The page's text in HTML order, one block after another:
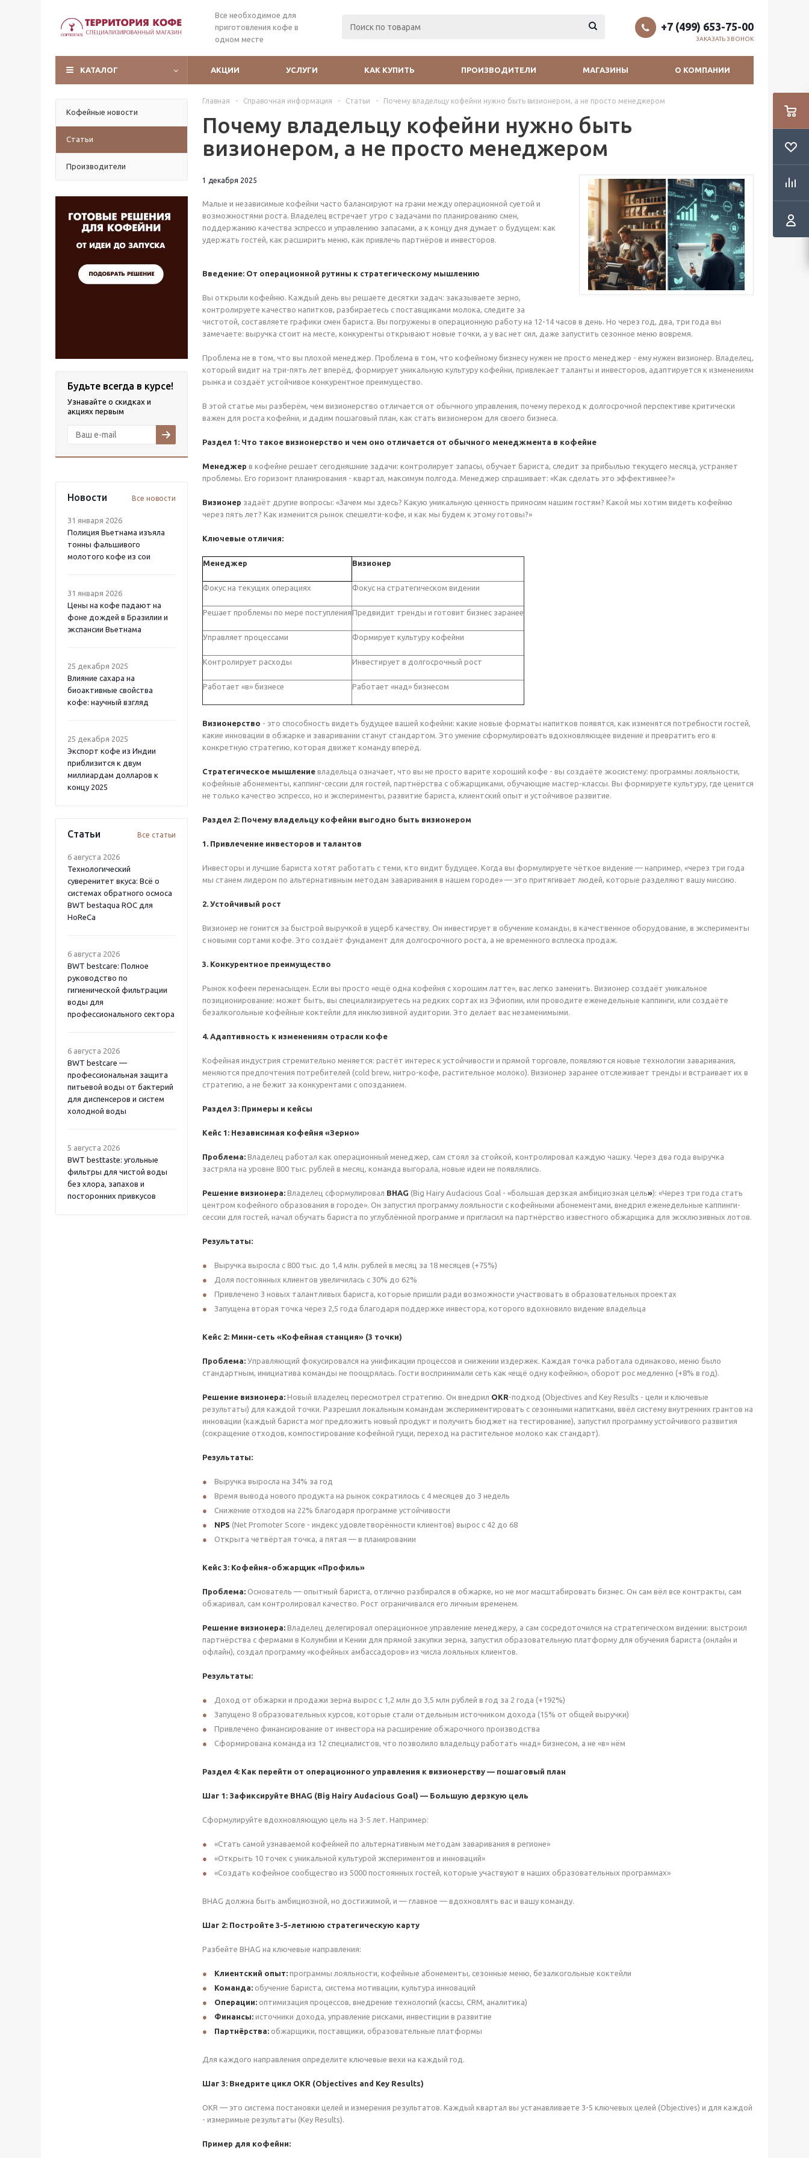
Все необходимое для
приготовления кофе в
одном месте
+7 (499) 653-75-00
ЗАКАЗАТЬ ЗВОНОК
КАТАЛОГ АКЦИИ УСЛУГИ КАК КУПИТЬ ПРОИЗВОДИТЕЛИ МАГАЗИНЫ О КОМПАНИИ
Кофейные новости
Статьи
Производители
Будьте всегда в курсе!
Узнавайте о скидках и
акциях первым
Новости Все новости
31 января 2026
Полиция Вьетнама изъяла
тонны фальшивого
молотого кофе из сои
31 января 2026
Цены на кофе падают на
фоне дождей в Бразилии и
экспансии Вьетнама
25 декабря 2025
Влияние сахара на
биоактивные свойства
кофе: научный взгляд
25 декабря 2025
Экспорт кофе из Индии
приблизится к двум
миллиардам долларов к
концу 2025
Статьи Все статьи
6 августа 2026
Технологический
суверенитет вкуса: Всё о
системах обратного осмоса
BWT bestaqua ROC для
HoReCa
6 августа 2026
BWT bestcare: Полное
руководство по
гигиенической фильтрации
воды для
профессионального сектора
6 августа 2026
BWT bestcare —
профессиональная защита
питьевой воды от бактерий
для диспенсеров и систем
холодной воды
5 августа 2026
BWT besttaste: угольные
фильтры для чистой воды
без хлора, запахов и
посторонних привкусов
Главная - Справочная информация - Статьи - Почему владельцу кофейни нужно быть визионером, а не просто менеджером
Почему владельцу кофейни нужно быть
визионером, а не просто менеджером
1 декабря 2025
Малые и независимые кофейни часто балансируют на грани между операционной суетой и
возможностями роста. Владелец встречает утро с задачами по планированию смен,
поддержанию качества эспрессо и управлению запасами, а к концу дня думает о будущем: как
удержать гостей, как расширить меню, как привлечь партнёров и инвесторов.
Введение: От операционной рутины к стратегическому мышлению
Вы открыли кофейню. Каждый день вы решаете десятки задач: заказываете зерно,
контролируете качество напитков, разбираетесь с поставщиками молока, следите за
чистотой, составляете графики смен бариста. Вы погружены в операционную работу на 12-14 часов в день. Но через год, два, три года вы
замечаете: выручка стоит на месте, конкуренты открывают новые точки, а у вас нет сил, даже запустить сезонное меню вовремя.
Проблема не в том, что вы плохой менеджер. Проблема в том, что кофейному бизнесу нужен не просто менеджер - ему нужен визионер. Владелец,
который видит на три-пять лет вперёд, формирует уникальную культуру кофейни, привлекает таланты и инвесторов, адаптируется к изменениям
рынка и создаёт устойчивое конкурентное преимущество.
В этой статье мы разберём, чем визионерство отличается от обычного управления, почему переход к долгосрочной перспективе критически
важен для роста кофейни, и дадим пошаговый план, как стать визионером для своего бизнеса.
Раздел 1: Что такое визионерство и чем оно отличается от обычного менеджмента в кофейне
Менеджер в кофейне решает сегодняшние задачи: контролирует запасы, обучает бариста, следит за прибылью текущего месяца, устраняет
проблемы. Его горизонт планирования - квартал, максимум полгода. Менеджер спрашивает: «Как сделать это эффективнее?»
Визионер задаёт другие вопросы: «Зачем мы здесь? Какую уникальную ценность приносим нашим гостям? Какой мы хотим видеть кофейню
через пять лет? Как изменится рынок спешелти-кофе, и как мы будем к этому готовы?»
Ключевые отличия:
Менеджер Визионер
Фокус на текущих операциях Фокус на стратегическом видении
Решает проблемы по мере поступленияПредвидит тренды и готовит бизнес заранее
Управляет процессами Формирует культуру кофейни
Контролирует расходы Инвестирует в долгосрочный рост
Работает «в» бизнесе Работает «над» бизнесом
Визионерство - это способность видеть будущее вашей кофейни: какие новые форматы напитков появятся, как изменятся потребности гостей,
какие инновации в обжарке и заваривании станут стандартом. Это умение сформулировать вдохновляющее видение и превратить его в
конкретную стратегию, которая движет команду вперёд.
Стратегическое мышление владельца означает, что вы не просто варите хороший кофе - вы создаёте экосистему: программы лояльности,
кофейные абонементы, каппинг-сессии для гостей, партнёрства с обжарщиками, обучающие мастер-классы. Вы формируете культуру, где ценится
не только качество эспрессо, но и эксперименты, развитие бариста, клиентский опыт и устойчивое развитие.
Раздел 2: Почему владельцу кофейни выгодно быть визионером
1. Привлечение инвесторов и талантов
Инвесторы и лучшие бариста хотят работать с теми, кто видит будущее. Когда вы формулируете чёткое видение — например, «через три года
мы станем лидером по альтернативным методам заваривания в нашем городе» — это притягивает людей, которые разделяют вашу миссию.
2. Устойчивый рост
Визионер не гонится за быстрой выручкой в ущерб качеству. Он инвестирует в обучение команды, в качественное оборудование, в эксперименты
с новыми сортами кофе. Это создаёт фундамент для долгосрочного роста, а не временного всплеска продаж.
3. Конкурентное преимущество
Рынок кофеен перенасыщен. Если вы просто «ещё одна кофейня с хорошим латте», вас легко заменить. Визионер создаёт уникальное
позиционирование: может быть, вы специализируетесь на редких сортах из Эфиопии, или проводите еженедельные каппинги, или создаёте
безалкогольные кофейные коктейли для инклюзивной аудитории. Это делает вас незаменимыми.
4. Адаптивность к изменениям отрасли кофе
Кофейная индустрия стремительно меняется: растёт интерес к устойчивости и прямой торговле, появляются новые технологии заваривания,
меняются предпочтения потребителей (cold brew, нитро-кофе, растительное молоко). Визионер заранее отслеживает тренды и встраивает их в
стратегию, а не бежит за конкурентами с опозданием.
Раздел 3: Примеры и кейсы
Кейс 1: Независимая кофейня «Зерно»
Проблема: Владелец работал как операционный менеджер, сам стоял за стойкой, контролировал каждую чашку. Через два года выручка
застряла на уровне 800 тыс. рублей в месяц, команда выгорала, новые идеи не появлялись.
Решение визионера: Владелец сформулировал BHAG (Big Hairy Audacious Goal - «большая дерзкая амбициозная цель»): «Через три года стать
центром кофейного образования в городе». Он запустил программу лояльности с кофейными абонементами, внедрил еженедельные каппинги-
сессии для гостей, начал обучать бариста по углублённой программе и пригласил на партнёрство известного обжарщика для эксклюзивных лотов.
Результаты:
Выручка выросла с 800 тыс. до 1,4 млн. рублей в месяц за 18 месяцев (+75%)
Доля постоянных клиентов увеличилась с 30% до 62%
Привлечено 3 новых талантливых бариста, которые пришли ради возможности участвовать в образовательных проектах
Запущена вторая точка через 2,5 года благодаря поддержке инвестора, которого вдохновило видение владельца
Кейс 2: Мини-сеть «Кофейная станция» (3 точки)
Проблема: Управляющий фокусировался на унификации процессов и снижении издержек. Каждая точка работала одинаково, меню было
стандартным, инициатива команды не поощрялась. Гости воспринимали сеть как «ещё одну кофейню», оборот рос медленно (+8% в год).
Решение визионера: Новый владелец пересмотрел стратегию. Он внедрил OKR-подход (Objectives and Key Results - цели и ключевые
результаты) для каждой точки. Разрешил локальным командам экспериментировать с сезонными напитками, ввёл систему внутренних грантов на
инновации (каждый бариста мог предложить новый продукт и получить бюджет на тестирование), запустил программу устойчивого развития
(сокращение отходов, компостирование кофейной гущи, переход на растительное молоко как стандарт).
Результаты:
Выручка выросла на 34% за год
Время вывода нового продукта на рынок сократилось с 4 месяцев до 3 недель
Снижение отходов на 22% благодаря программе устойчивости
NPS (Net Promoter Score - индекс удовлетворённости клиентов) вырос с 42 до 68
Открыта четвёртая точка, а пятая — в планировании
Кейс 3: Кофейня-обжарщик «Профиль»
Проблема: Основатель — опытный бариста, отлично разбирался в обжарке, но не мог масштабировать бизнес. Он сам вёл все контракты, сам
обжаривал, сам контролировал качество. Рост ограничивался его личным временем.
Решение визионера: Владелец делегировал операционное управление менеджеру, а сам сосредоточился на стратегическом видении: выстроил
партнёрства с фермами в Колумбии и Кении для прямой закупки зерна, запустил образовательную платформу для обучения бариста (онлайн и
офлайн), создал программу «кофейных амбассадоров» из числа лояльных клиентов.
Результаты:
Доход от обжарки и продажи зерна вырос с 1,2 млн до 3,5 млн рублей в год за 2 года (+192%)
Запущено 8 образовательных курсов, которые стали отдельным источником дохода (15% от общей выручки)
Привлечено финансирование от инвестора на расширение обжарочного производства
Сформирована команда из 12 специалистов, что позволило владельцу работать «над» бизнесом, а не «в» нём
Раздел 4: Как перейти от операционного управления к визионерству — пошаговый план
Шаг 1: Зафиксируйте BHAG (Big Hairy Audacious Goal) — Большую дерзкую цель
Сформулируйте вдохновляющую цель на 3-5 лет. Например:
«Стать самой узнаваемой кофейней по альтернативным методам заваривания в регионе»
«Открыть 10 точек с уникальной культурой экспериментов и инноваций»
«Создать кофейное сообщество из 5000 постоянных гостей, которые участвуют в наших образовательных программах»
BHAG должна быть амбициозной, но достижимой, и — главное — вдохновлять вас и вашу команду.
Шаг 2: Постройте 3-5-летнюю стратегическую карту
Разбейте BHAG на ключевые направления:
Клиентский опыт: программы лояльности, кофейные абонементы, сезонные меню, безалкогольные коктейли
Команда: обучение бариста, система мотивации, культура инноваций
Операции: оптимизация процессов, внедрение технологий (кассы, CRM, аналитика)
Финансы: источники дохода, управление рисками, инвестиции в развитие
Партнёрства: обжарщики, поставщики, образовательные платформы
Для каждого направления определите ключевые вехи на каждый год.
Шаг 3: Внедрите цикл OKR (Objectives and Key Results)
OKR — это система постановки целей и измерения результатов. Каждый квартал вы устанавливаете 3-5 ключевых целей (Objectives) и для каждой
- измеримые результаты (Key Results).
Пример для кофейни: